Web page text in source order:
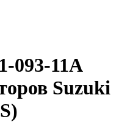
093-11A
Suzuki